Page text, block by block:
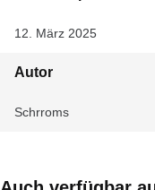
12. März 2025
Autor
Schrroms